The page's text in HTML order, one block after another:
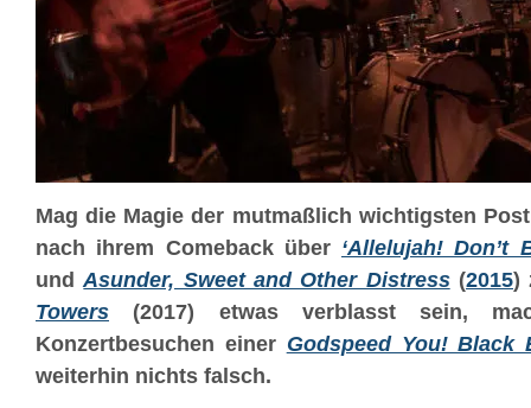
Mag die Magie der mutmaßlich wichtigsten
nach ihrem Comeback über ‘Allelujah! Don’t
undAsunder, Sweet and Other Distress(2015)
Towers (2017) etwas verblasst sein,
Konzertbesuchen einer Godspeed You! Black
weiterhin nichts falsch.